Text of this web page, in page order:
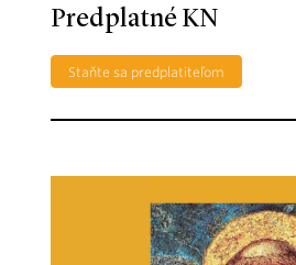
Predplatné KN
Staňte sa predplatiteľom